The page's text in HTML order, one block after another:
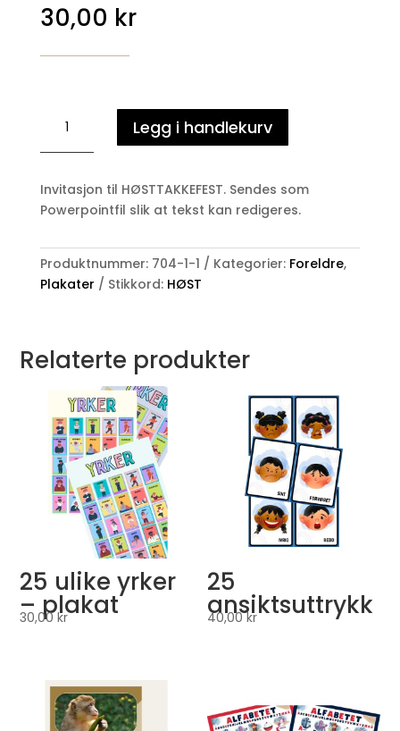
30,00 kr
HØSTTAKKEFEST
antall
Legg i handlekurv
Invitasjon til HØSTTAKKEFEST. Sendes som
Powerpointfil slik at tekst kan redigeres.
Produktnummer: 704-1-1 Kategorier: Foreldre,
Plakater
Stikkord: HØST
Relaterte produkter
25 ulike yrker
– plakat
30,00kr
25
ansiktsuttrykk
40,00kr